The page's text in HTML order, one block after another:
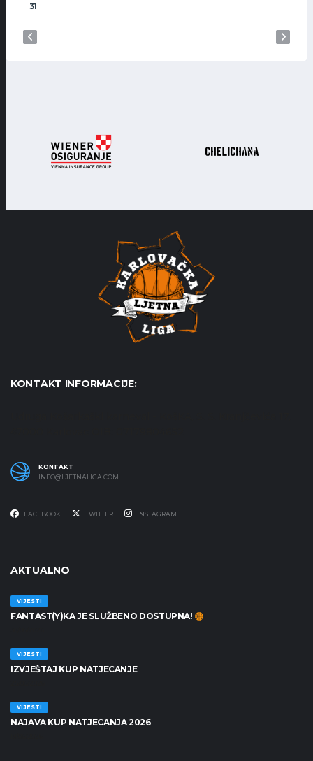
31
KONTAKT INFORMACIJE:
KONTAKT
INFO@LJETNALIGA.COM
FACEBOOK TWITTER INSTAGRAM
AKTUALNO
VIJESTI
FANTAST(Y)KA JE SLUŽBENO DOSTUPNA!
VIJESTI
IZVJEŠTAJ KUP NATJECANJE
VIJESTI
NAJAVA KUP NATJECANJA 2026